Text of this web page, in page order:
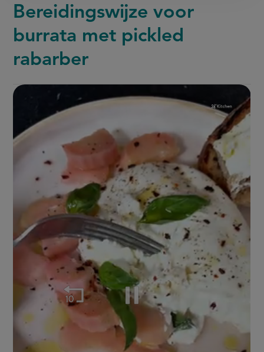
Bereidingswijze voor
burrata met pickled
rabarber